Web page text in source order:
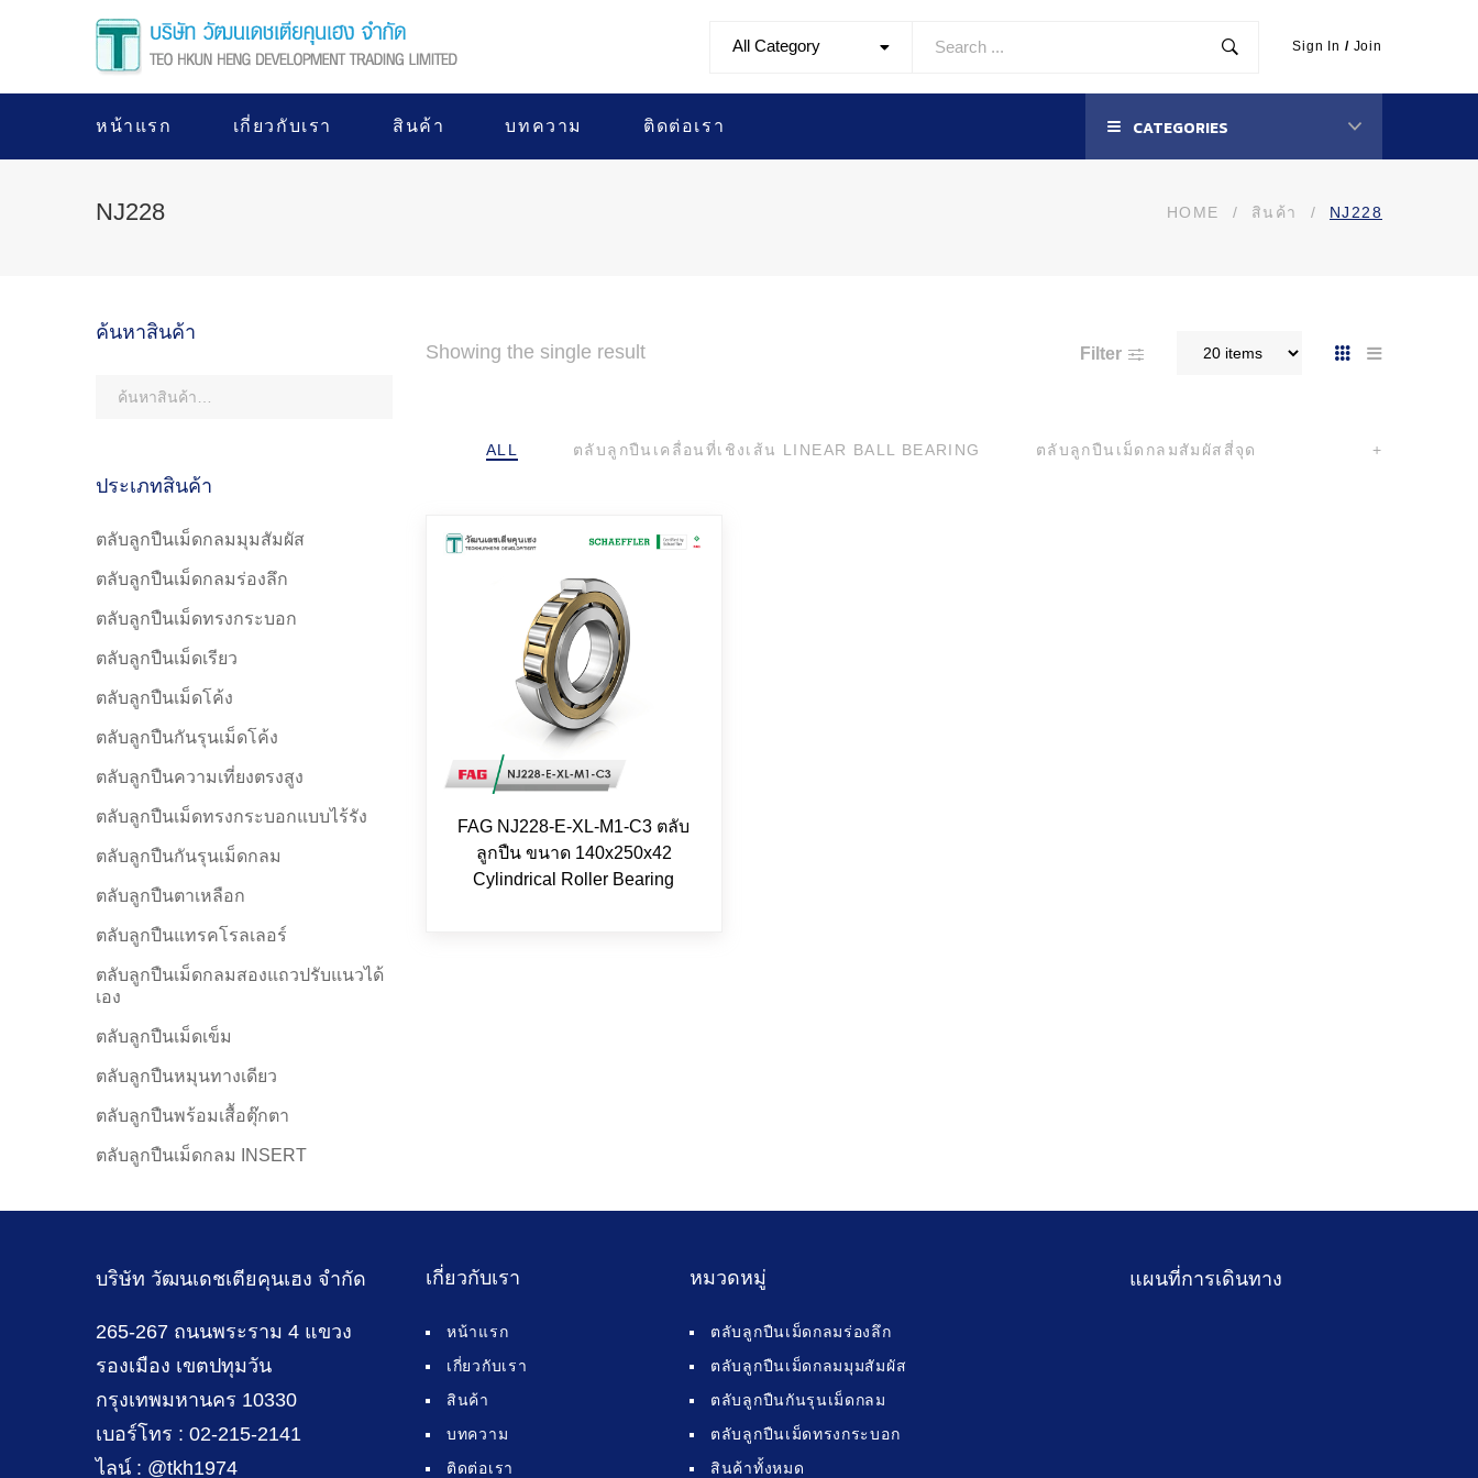
All Category Sign In / Join
หน้าแรก เกี่ยวกับเรา สินค้า บทความ ติดต่อเรา CATEGORIES
NJ228 HOME / สินค้า / NJ228
Showing the single result Filter
ALL ตลับลูกปืนเคลื่อนที่เชิงเส้น LINEAR BALL BEARING ตลับลูกปืนเม็ดกลมสัมผัสสี่จุด +
FAG NJ228-E-XL-M1-C3 ตลับ
ลูกปืน ขนาด 140x250x42
Cylindrical Roller Bearing
ค้นหาสินค้า
ประเภทสินค้า
ตลับลูกปืนเม็ดกลมมุมสัมผัส
ตลับลูกปืนเม็ดกลมร่องลึก
ตลับลูกปืนเม็ดทรงกระบอก
ตลับลูกปืนเม็ดเรียว
ตลับลูกปืนเม็ดโค้ง
ตลับลูกปืนกันรุนเม็ดโค้ง
ตลับลูกปืนความเที่ยงตรงสูง
ตลับลูกปืนเม็ดทรงกระบอกแบบไร้รัง
ตลับลูกปืนกันรุนเม็ดกลม
ตลับลูกปืนตาเหลือก
ตลับลูกปืนแทรคโรลเลอร์
ตลับลูกปืนเม็ดกลมสองแถวปรับแนวได้
เอง
ตลับลูกปืนเม็ดเข็ม
ตลับลูกปืนหมุนทางเดียว
ตลับลูกปืนพร้อมเสื้อตุ๊กตา
ตลับลูกปืนเม็ดกลม INSERT
บริษัท วัฒนเดชเตียคุนเฮง จำกัด
265-267 ถนนพระราม 4 แขวง
รองเมือง เขตปทุมวัน
กรุงเทพมหานคร 10330
เบอร์โทร : 02-215-2141
ไลน์ : @tkh1974
เกี่ยวกับเรา
หน้าแรก
เกี่ยวกับเรา
สินค้า
บทความ
ติดต่อเรา
หมวดหมู่
ตลับลูกปืนเม็ดกลมร่องลึก
ตลับลูกปืนเม็ดกลมมุมสัมผัส
ตลับลูกปืนกันรุนเม็ดกลม
ตลับลูกปืนเม็ดทรงกระบอก
สินค้าทั้งหมด
แผนที่การเดินทาง